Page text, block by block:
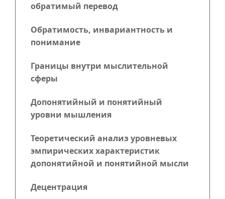
обратимый перевод
Обратимость, инвариантность и
понимание
Границы внутри мыслительной
сферы
Допонятийный и понятийный
уровни мышления
Теоретический анализ уровневых
эмпирических характеристик
допонятийной и понятийной мысли
Децентрация